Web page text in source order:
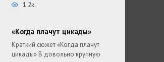
1.2к.
«Когда плачут цикады»
Краткий сюжет «Когда плачут
цикады» В довольно крупную